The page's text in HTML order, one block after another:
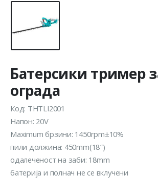
Батерсики тример
ограда
Код: THTLI2001
Напон: 20V
Maximum брзини: 1450rpm±10%
пили должина: 450mm(18″)
одалеченост на заби: 18mm
батерија и полнач не се вклучени